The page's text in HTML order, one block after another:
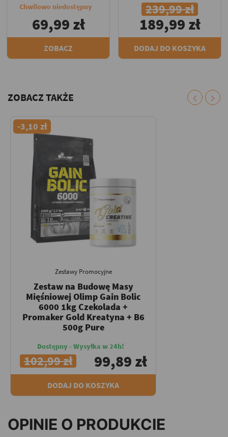
Chwilowo niedostępny
69,99 zł
ZOBACZ
239,99 zł
189,99 zł
DODAJ DO KOSZYKA
ZOBACZ TAKŻE chevron_right
chevron_left
-3,10 zł
Zestawy Promocyjne
Zestaw na Budowę Masy
Mięśniowej Olimp Gain Bolic
6000 1kg Czekolada +
Promaker Gold Kreatyna + B6
500g Pure
Dostępny - Wysyłka w 24h!
102,99 zł 99,89 zł
DODAJ DO KOSZYKA
OPINIE O PRODUKCIE